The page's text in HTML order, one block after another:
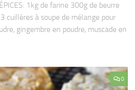
1kg de farine 300g de beurre
cuillères à soupe de mélange pour
gingembre en poudre, muscade en
0